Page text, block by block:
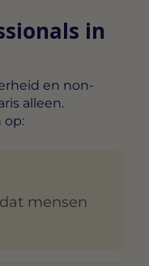
in
en non-
alleen.
op:
mensen